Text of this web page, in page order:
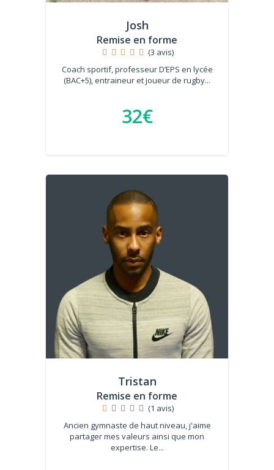
Josh
Remise en forme
(3 avis)
Coach sportif, professeur D’EPS en lycée
(BAC+5), entraineur et joueur de rugby...
32€
Tristan
Remise en forme
(1 avis)
Ancien gymnaste de haut niveau, j'aime
partager mes valeurs ainsi que mon
expertise. Le...